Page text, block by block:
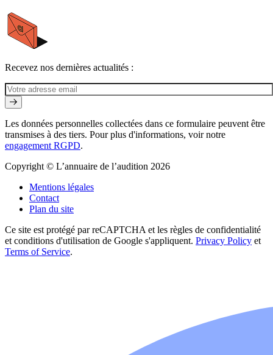
Recevez nos dernières actualités :
Les données personnelles collectées dans ce formulaire peuvent être
transmises à des tiers. Pour plus d'informations, voir notre
engagement RGPD.
Copyright © L’annuaire de l’audition 2026
Mentions légales
Contact
Plan du site
Ce site est protégé par reCAPTCHA et les règles de confidentialité
et conditions d'utilisation de Google s'appliquent. Privacy Policy et
Terms of Service.